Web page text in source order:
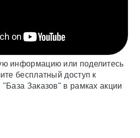
информацию или поделитесь
бесплатный доступ к
"База Заказов" в рамках акции